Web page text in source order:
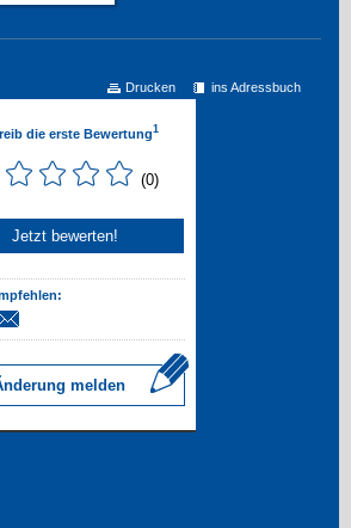
ins Adressbuch
Drucken
die erste Bewertung1
(0)
Jetzt bewerten!
melden